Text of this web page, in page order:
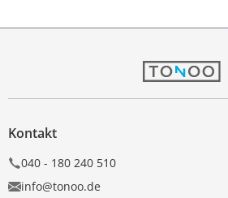
Kontakt
040 - 180 240 510
info@tonoo.de